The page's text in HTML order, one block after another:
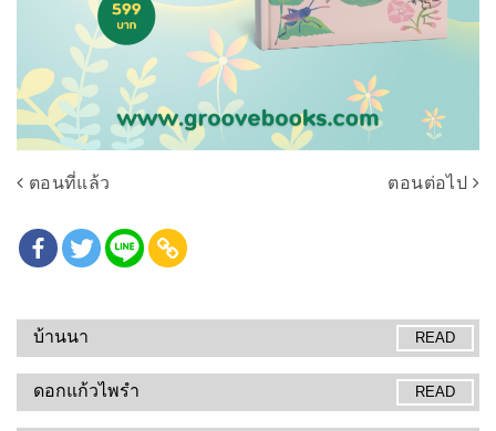
ตอนที่แล้ว ตอนต่อไป
READ
บ้านนา
READ
ดอกแก้วไพรำ